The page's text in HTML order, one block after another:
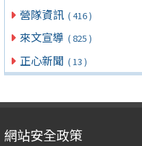
營隊資訊 ( 416 )
來文宣導 ( 825 )
正心新聞 ( 13 )
網站安全政策